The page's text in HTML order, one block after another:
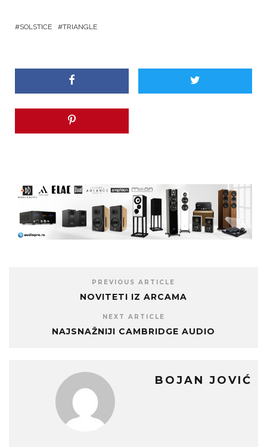
SOLSTICE TRIANGLE
PREVIOUS ARTICLE
NOVITETI IZ ARCAMA
NEXT ARTICLE
NAJSNAŽNIJI CAMBRIDGE AUDIO
BOJAN JOVIĆ